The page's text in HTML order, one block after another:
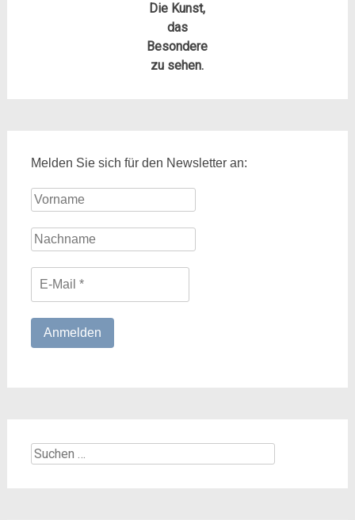
Die Kunst,
das
Besondere
zu sehen.
Melden Sie sich für den Newsletter an:
Suchen